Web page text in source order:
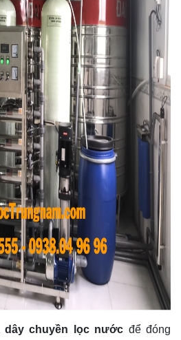
dây chuyền lọc nước để đóng